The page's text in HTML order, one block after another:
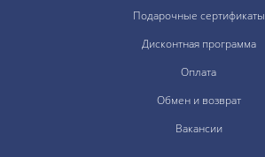
Подарочные сертификаты
Дисконтная программа
Оплата
Обмен и возврат
Вакансии